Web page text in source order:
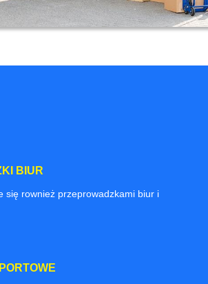
BIUR
się rownież przeprowadzkami biur i